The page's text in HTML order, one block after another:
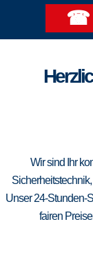
☎
Wir sind Ihr
Unser 24-Stunden-
fairen